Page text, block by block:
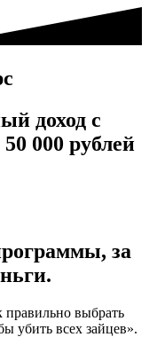
доход с
000 рублей
за
правильно выбрать
убить всех зайцев».​